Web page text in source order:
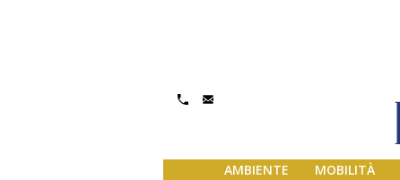
AMBIENTE MOBILITÀ